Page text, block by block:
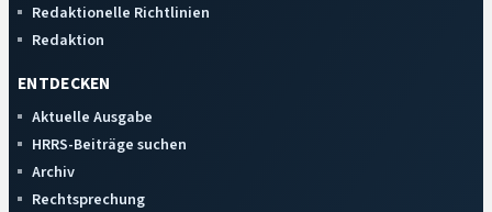
Redaktionelle Richtlinien
Redaktion
ENTDECKEN
Aktuelle Ausgabe
HRRS-Beiträge suchen
Archiv
Rechtsprechung